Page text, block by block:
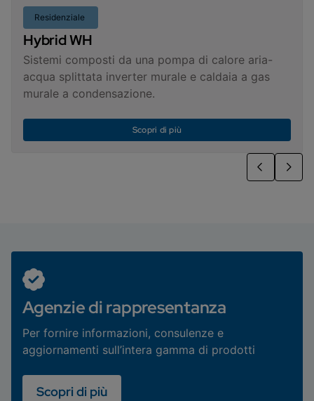
Residenziale
Hybrid WH
Sistemi composti da una pompa di calore aria-
acqua splittata inverter murale e caldaia a gas
murale a condensazione.
Scopri di più
Agenzie di rappresentanza
Per fornire informazioni, consulenze e
aggiornamenti sull’intera gamma di prodotti
Scopri di più